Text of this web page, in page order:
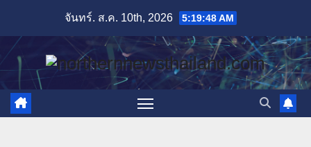
content
จันทร์. ส.ค. 10th, 2026 5:19:50 AM